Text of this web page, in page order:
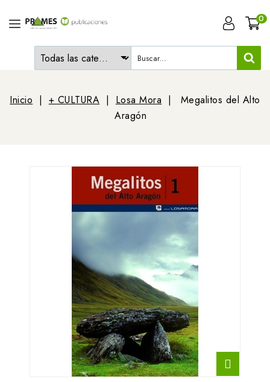
0
Inicio + CULTURA Losa Mora
Megalitos del Alto
Aragón